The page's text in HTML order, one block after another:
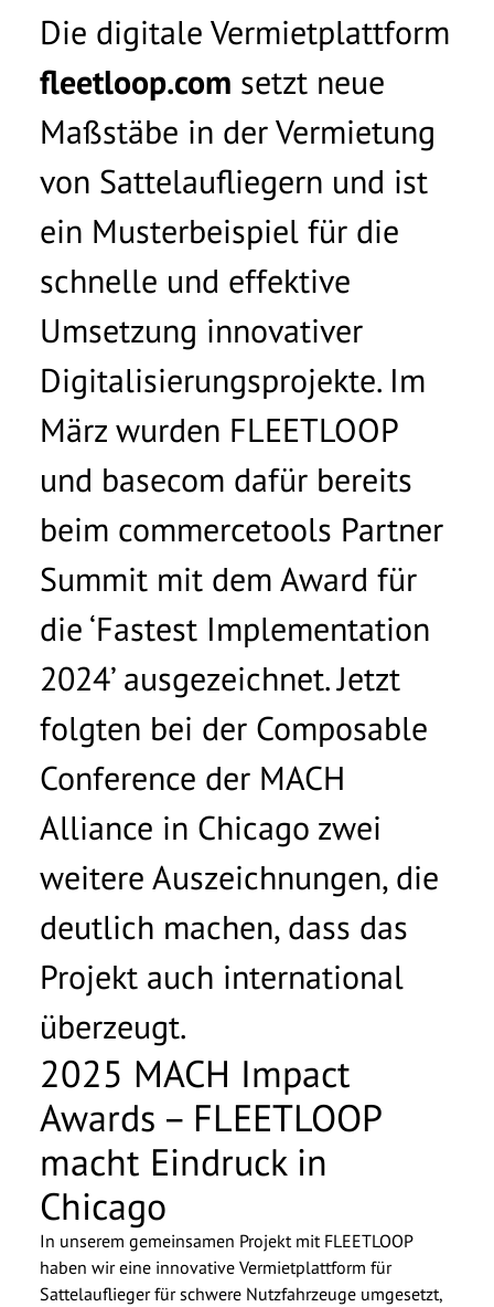
Die digitale Vermietplattform
fleetloop.com setzt neue
Maßstäbe in der Vermietung
von Sattelaufliegern und ist
ein Musterbeispiel für die
schnelle und effektive
Umsetzung innovativer
Digitalisierungsprojekte. Im
März wurden FLEETLOOP
und basecom dafür bereits
beim commercetools Partner
Summit mit dem Award für
die ‘Fastest Implementation
2024’ ausgezeichnet. Jetzt
folgten bei der Composable
Conference der MACH
Alliance in Chicago zwei
weitere Auszeichnungen, die
deutlich machen, dass das
Projekt auch international
überzeugt.
2025 MACH Impact
Awards – FLEETLOOP
macht Eindruck in
Chicago
In unserem gemeinsamen Projekt mit FLEETLOOP
haben wir eine innovative Vermietplattform für
Sattelauflieger für schwere Nutzfahrzeuge umgesetzt,
Ich möchte von der basecom GmbH & Co. KG zu
werblichen Zwecken per E-Mail kontaktiert
werden und willige ein, dass meine Daten an
andere Gesellschaften der basecom-Gruppe
weitergeleitet werden. Diese Einwilligung kann
ich jederzeit per E-Mail aninfo@basecom.de
Datenschutzerklärung
gelesen.*
widerrufen. Weitere Informationen finden Sie in
Datenschutzerklärung